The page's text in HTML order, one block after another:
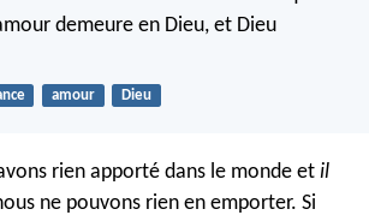
demeure en Dieu, et Dieu
amour Dieu
rien apporté dans le monde et il
ne pouvons rien en emporter. Si